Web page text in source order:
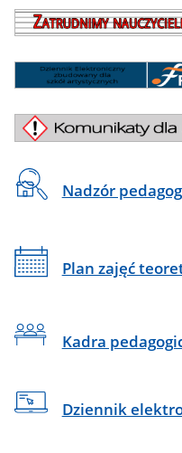
Baner
zatrudnimy
Baner
fryderyk
Baner
komunikaty
Linki
Nadzór
Plan zajęć
Kadra
Dziennik